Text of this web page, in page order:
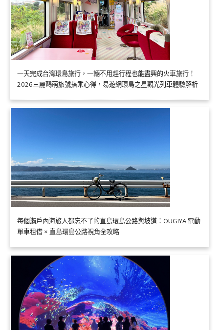
一天完成台灣環島旅行，一輛不用趕行程也能盡興的火車旅行！
2026三麗鷗萌旅號搭乘心得，易遊網環島之星觀光列車體驗解析
每個瀨戶內海旅人都忘不了的直島環島公路與坡道：OUGIYA 電動
單車租借 × 直島環島公路視角全攻略